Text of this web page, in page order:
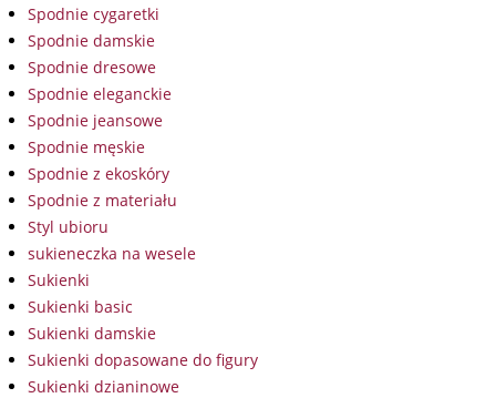
Spodnie cygaretki
Spodnie damskie
Spodnie dresowe
Spodnie eleganckie
Spodnie jeansowe
Spodnie męskie
Spodnie z ekoskóry
Spodnie z materiału
Styl ubioru
sukieneczka na wesele
Sukienki
Sukienki basic
Sukienki damskie
Sukienki dopasowane do figury
Sukienki dzianinowe